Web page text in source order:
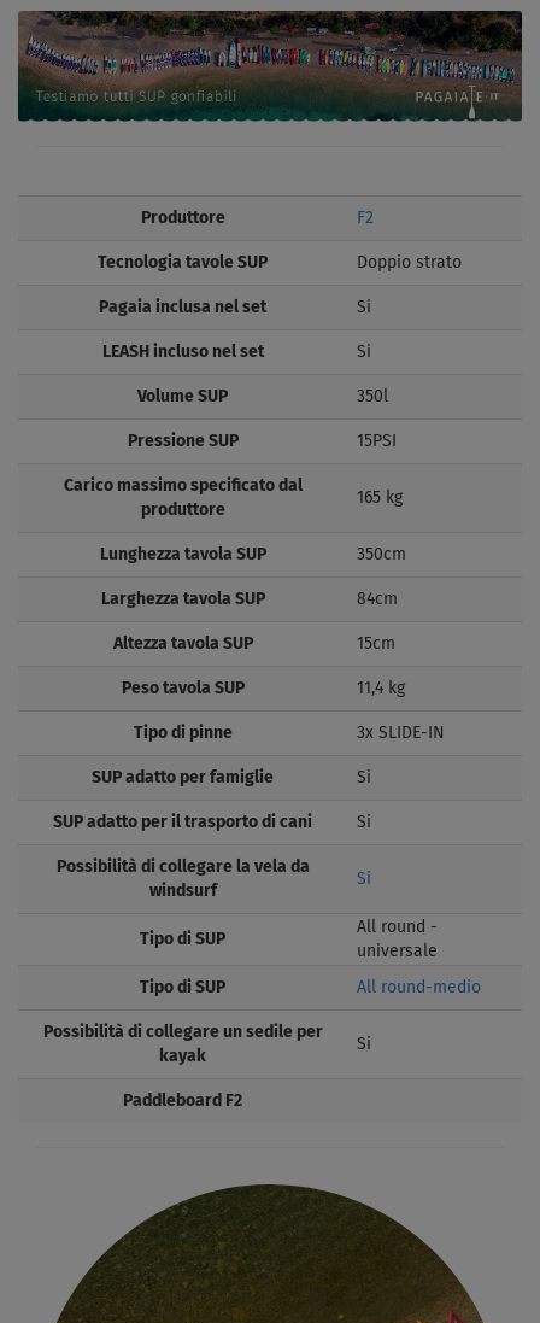
Produttore F2
Tecnologia tavole SUP Doppio strato
Pagaia inclusa nel set Si
LEASH incluso nel set Si
Volume SUP 350l
Pressione SUP 15PSI
Carico massimo specificato dal
produttore
165 kg
Lunghezza tavola SUP 350cm
Larghezza tavola SUP 84cm
Altezza tavola SUP 15cm
Peso tavola SUP 11,4 kg
Tipo di pinne 3x SLIDE-IN
SUP adatto per famiglie Si
SUP adatto per il trasporto di cani Si
Possibilità di collegare la vela da
windsurf
Si
Tipo di SUP
All round -
universale
Tipo di SUP All round-medio
Possibilità di collegare un sedile per
kayak
Si
Paddleboard F2